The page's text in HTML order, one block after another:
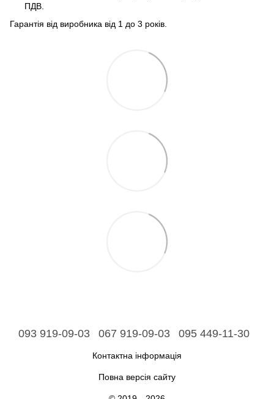
ПДВ.
Гарантія від виробника від 1 до 3 років.
093 919-09-03 067 919-09-03 095 449-11-30
Контактна інформація
Повна версія сайту